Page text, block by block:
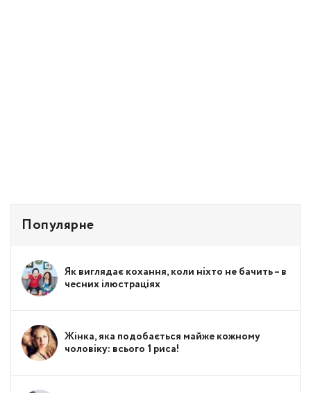
Популярне
Як виглядає кохання, коли ніхто не бачить – в
чесних ілюстраціях
Жінка, яка подобається майже кожному
чоловіку: всього 1 риса!